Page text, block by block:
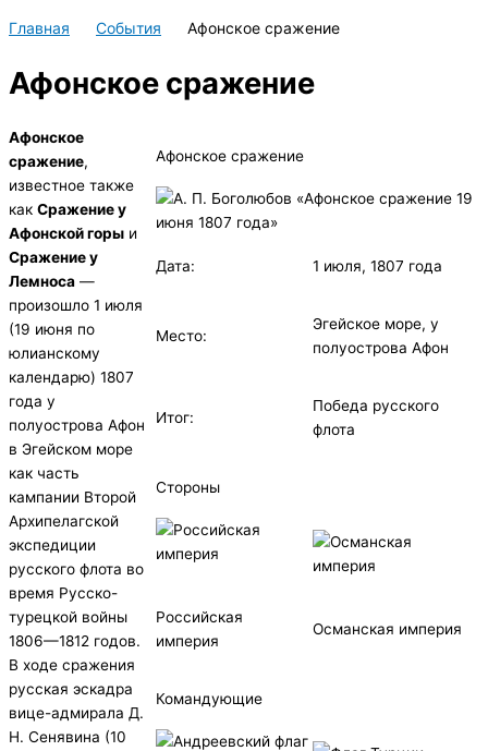
Главная События Афонское сражение
Афонское сражение
Афонское сражение
Дата: 1 июля, 1807 года
Место:
Эгейское море, у
полуострова Афон
Итог:
Победа русского
флота
Стороны
Российская
империя
Османская империя
Командующие
Афонское
сражение,
известное также
как Сражение у
Афонской горы и
Сражение у
Лемноса —
произошло 1 июля
(19 июня по
юлианскому
календарю) 1807
года у
полуострова Афон
в Эгейском море
как часть
кампании Второй
Архипелагской
экспедиции
русского флота во
время Русско-
турецкой войны
1806—1812 годов.
В ходе сражения
русская эскадра
вице-адмирала Д.
Н. Сенявина (10